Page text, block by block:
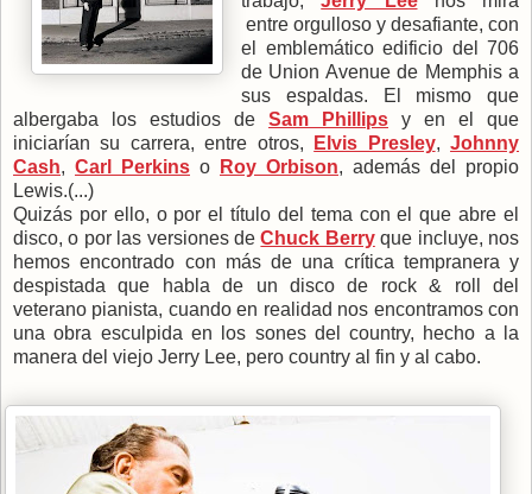
entre orgulloso y desafiante, con
el emblemático edificio del 706
de Union Avenue de Memphis a
sus espaldas. El mismo que
albergaba los estudios de Sam Phillips y en el que
iniciarían su carrera, entre otros,
Elvis Presley,Johnny
Cash, Carl Perkins o Roy Orbison, además del propio
Lewis.(...)
Quizás por ello, o por el título del tema con el que abre el
disco, o por las versiones deChuck Berryque incluye, nos
hemos encontrado con más de una crítica tempranera y
despistada que habla de un disco de rock & roll del
veterano pianista, cuando en realidad nos encontramos con
una obra esculpida en los sones del country, hecho a la
manera del viejo Jerry Lee, pero country al fin y al cabo.